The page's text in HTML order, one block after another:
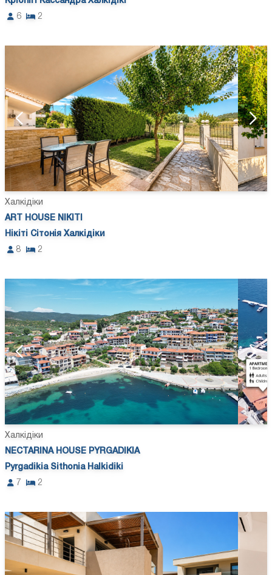
6
2
Халкідіки
ART HOUSE NIKITI
Нікіті Сітонія Халкідіки
8
2
Халкідіки
NECTARINA HOUSE PYRGADIKIA
Pyrgadikia Sithonia Halkidiki
7
2